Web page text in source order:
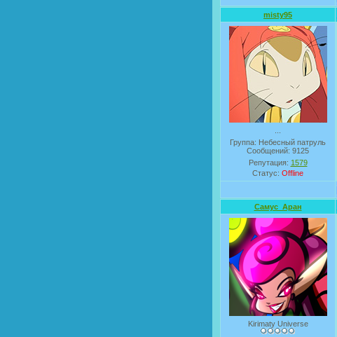
misty95
Группа: Небесный патруль
Сообщений: 9125
Репутация: 1579
Статус: Offline
Самус_Аран
Kirimaty Universe